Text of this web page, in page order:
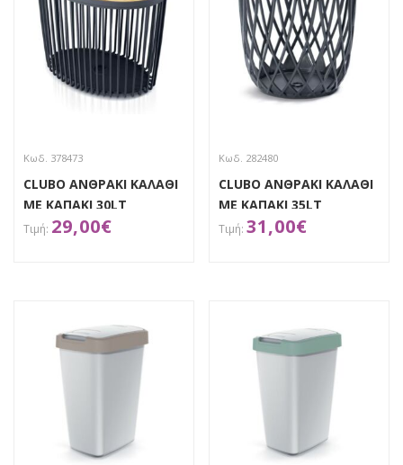
Κωδ. 378473
CLUBO ΑΝΘΡΑΚΙ ΚΑΛΑΘΙ
ΜΕ ΚΑΠΑΚΙ 30LT
44Χ30Χ38ΕΚ
29,00€
Κωδ. 282480
CLUBO ΑΝΘΡΑΚΙ ΚΑΛΑΘΙ
ΜΕ ΚΑΠΑΚΙ 35LT
Φ38Χ40ΕΚ
31,00€